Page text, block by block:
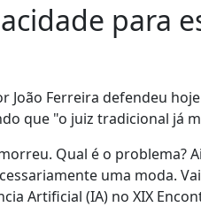
para
João Ferreira defendeu
que "o juiz tradicional já
Qual é o problema?
uma moda.
Artificial (IA) no XIX